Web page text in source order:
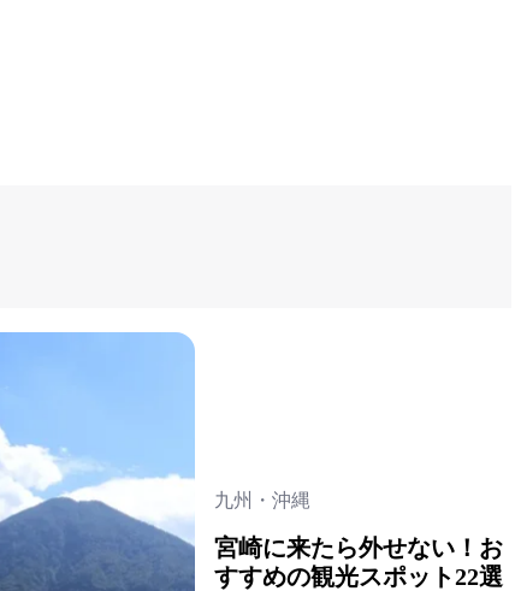
九州・沖縄
宮崎に来たら外せない！お
すすめの観光スポット22選